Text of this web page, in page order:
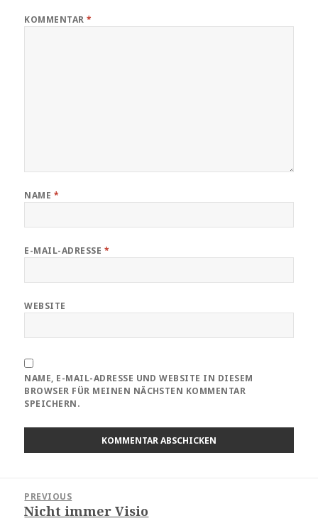
KOMMENTAR*
NAME *
E-MAIL-ADRESSE *
WEBSITE
NAME, E-MAIL-ADRESSE UND WEBSITE IN DIESEM
BROWSER FÜR MEINEN NÄCHSTEN KOMMENTAR
SPEICHERN.
PREVIOUS
Previous
Nicht immer Visio